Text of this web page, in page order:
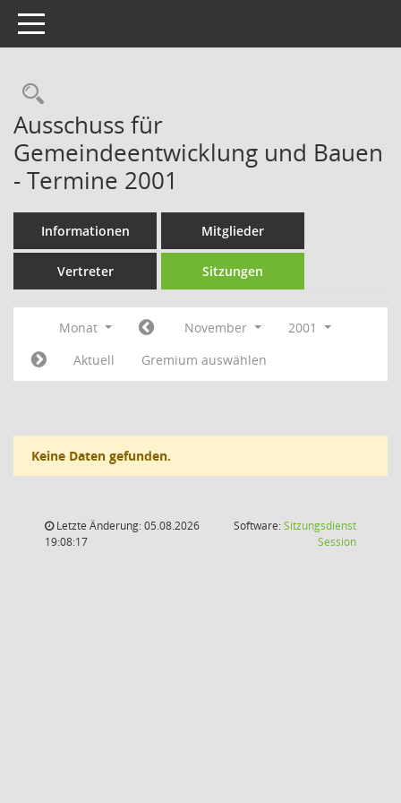
Toggle navigation
Rechercheauswahl
Ausschuss für
Gemeindeentwicklung und Bauen
- Termine 2001
Informationen Mitglieder
Vertreter Sitzungen
Monat November
2001
Aktuell
Gremium auswählen
Keine Daten gefunden.
Letzte Änderung: 05.08.2026
19:08:17
Software:Sitzungsdienst
Session(Wird in